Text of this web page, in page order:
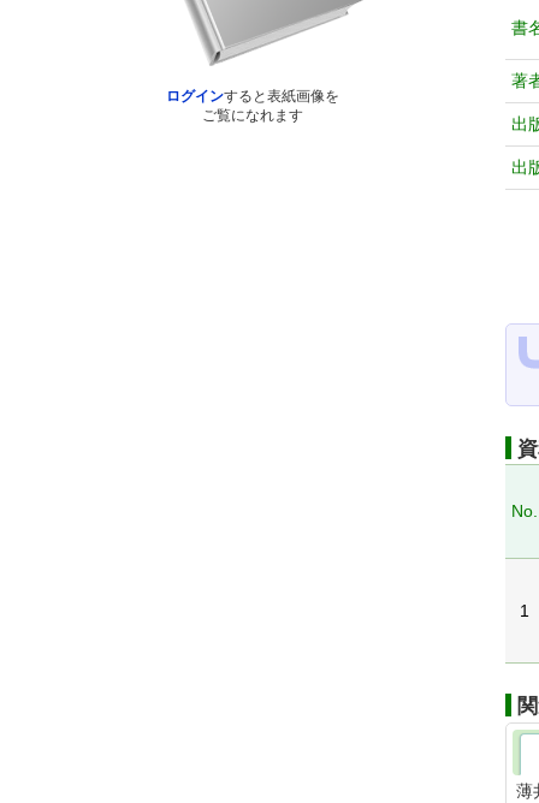
ログインすると表紙画像を
ご覧になれます
書
著
出
出
No.
1
薄